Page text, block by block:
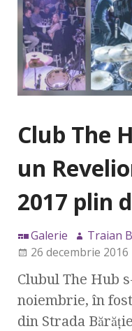
Club The
un
2017 plin
Galerie
Traian
26 decembrie 2016
Clubul The Hub
noiembrie, în
din Strada